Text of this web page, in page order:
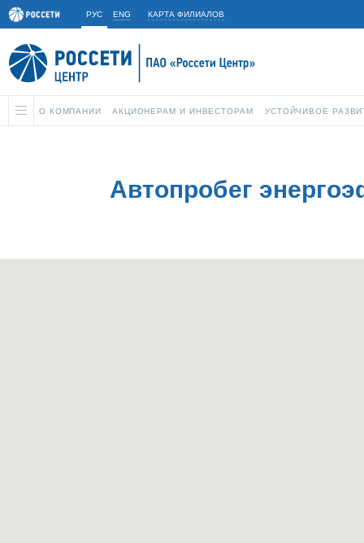
РУС ENG КАРТА ФИЛИАЛОВ
О КОМПАНИИ АКЦИОНЕРАМ И ИНВЕСТОРАМ УСТОЙЧИВОЕ
Автопробег